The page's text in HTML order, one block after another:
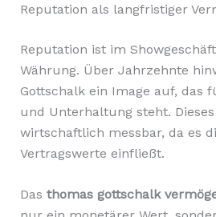
Reputation als langfristiger
Reputation ist im
Währung. Über Jahrzehnte
Gottschalk ein Image auf, das
und Unterhaltung steht.
wirtschaftlich messbar, da es
Vertragswerte einfließt.
Das thomas gottschalk